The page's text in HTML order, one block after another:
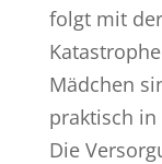
folgt mit
Mädchen
praktisch
Die